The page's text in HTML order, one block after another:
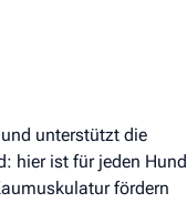
unterstützt die
hier ist für jeden Hund
fördern